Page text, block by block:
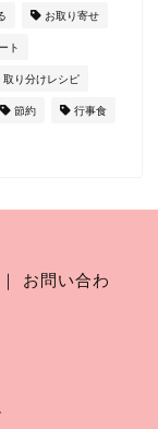
お取り寄せ
ト
取り分けレシピ
節約 行事食
｜
お問い合わ